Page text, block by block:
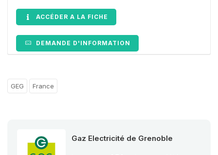
ACCÉDER A LA FICHE
DEMANDE D'INFORMATION
GEG France
Gaz Electricité de Grenoble